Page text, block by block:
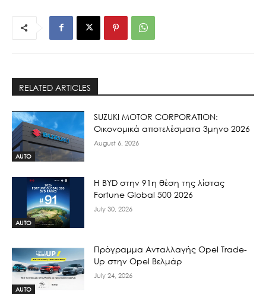
RELATED ARTICLES
AUTO
SUZUKI MOTOR CORPORATION:
Οικονομικά αποτελέσματα 3μηνο 2026
August 6, 2026
AUTO
Η BYD στην 91η θέση της λίστας
Fortune Global 500 2026
July 30, 2026
AUTO
Πρόγραμμα Ανταλλαγής Opel Trade-
Up στην Opel Βελμάρ
July 24, 2026